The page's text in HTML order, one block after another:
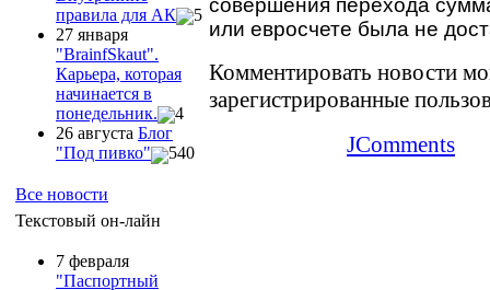
правила для АК
5
27 января
"ВrainfSkaut".
Карьера, которая
начинается в
понедельник.
4
26 августа Блог
"Под пивко"
540
Все новости
Текстовый он-лайн
7 февраля
"Паспортный
совершения перехода
или евросчете была не
Комментировать новости
зарегистрированные
JComments